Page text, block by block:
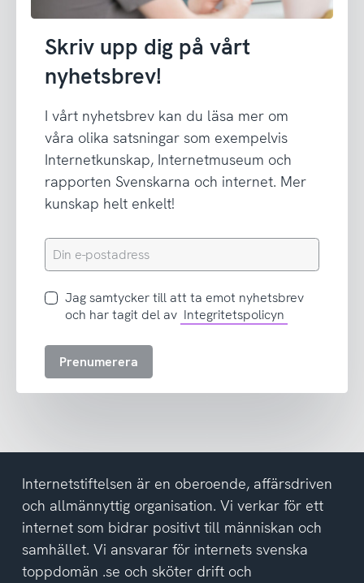
Skriv upp dig på vårt
nyhetsbrev!
I vårt nyhetsbrev kan du läsa mer om
våra olika satsningar som exempelvis
Internetkunskap, Internetmuseum och
rapporten Svenskarna och internet. Mer
kunskap helt enkelt!
Din
e-
Jag
samtycker
att
del
av
integritetspolicyn
Jag samtycker till att ta emot nyhetsbrev
och har tagit del av Integritetspolicyn
Prenumerera
Internetstiftelsen är en oberoende, affärsdriven
och allmännyttig organisation. Vi verkar för ett
internet som bidrar positivt till människan och
samhället. Vi ansvarar för internets svenska
toppdomän .se och sköter drift och